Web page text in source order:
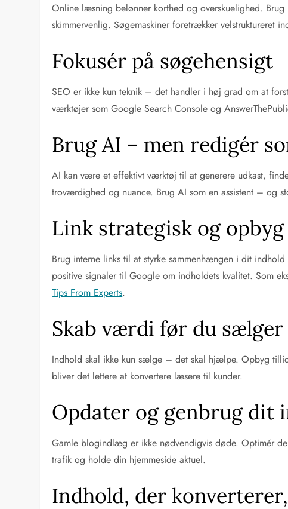
Online læsning belønner korthed og overskuelighed.
skimmervenlig. Søgemaskiner foretrækker velstruktureret
Fokusér på søgehensigt
SEO er ikke kun teknik – det handler i høj grad om at
værktøjer som Google Search Console og
Brug AI – men redigér
AI kan være et effektivt værktøj til at generere udkast,
troværdighed og nuance. Brug AI som en assistent – og
Link strategisk og
Brug interne links til at styrke sammenhængen i dit
positive signaler til Google om indholdets kvalitet. Som
Tips From Experts.
Skab værdi før du sælger
Indhold skal ikke kun sælge – det skal hjælpe. Opbyg
bliver det lettere at konvertere læsere til kunder.
Opdater og genbrug dit
Gamle blogindlæg er ikke nødvendigvis døde. Optimér
trafik og holde din hjemmeside aktuel.
Indhold, der